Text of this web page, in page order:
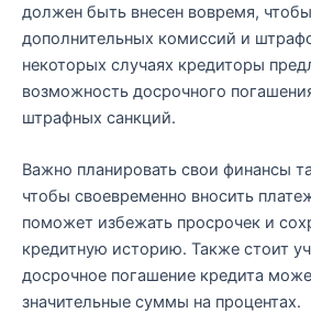
должен быть внесен вовремя,
дополнительных комиссий и
некоторых случаях кредиторы
возможность досрочного
штрафных санкций.
Важно планировать свои финансы
чтобы своевременно вносить
поможет избежать просрочек и
кредитную историю. Также стоит
досрочное погашение кредита
значительные суммы на процентах.